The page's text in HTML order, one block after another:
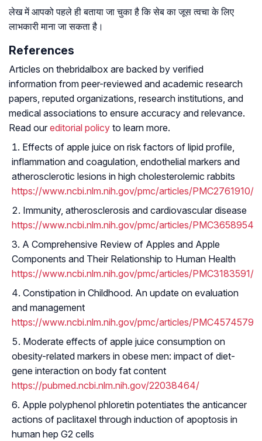
लेख में आपको पहले ही बताया जा चुका है कि सेब का जूस त्वचा के लिए
लाभकारी माना जा सकता है।
References
Articles on thebridalbox are backed by verified
information from peer-reviewed and academic research
papers, reputed organizations, research institutions, and
medical associations to ensure accuracy and relevance.
Read our editorial policy to learn more.
Effects of apple juice on risk factors of lipid profile,
inflammation and coagulation, endothelial markers and
atherosclerotic lesions in high cholesterolemic rabbits
https://www.ncbi.nlm.nih.gov/pmc/articles/PMC2761910/
Immunity, atherosclerosis and cardiovascular disease
https://www.ncbi.nlm.nih.gov/pmc/articles/
A Comprehensive Review of Apples and Apple
Components and Their Relationship to Human Health
https://www.ncbi.nlm.nih.gov/pmc/articles/PMC3183591/
Constipation in Childhood. An update on evaluation
and management
https://www.ncbi.nlm.nih.gov/pmc/articles/PMC4574579/
Moderate effects of apple juice consumption on
obesity-related markers in obese men: impact of diet-
gene interaction on body fat content
https://pubmed.ncbi.nlm.nih.gov/22038464/
Apple polyphenol phloretin potentiates the anticancer
actions of paclitaxel through induction of apoptosis in
human hep G2 cells